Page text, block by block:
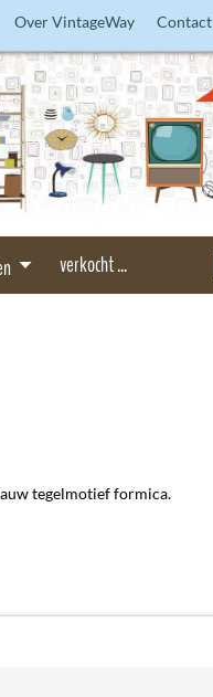
Over VintageWay Contact
verkocht ...
tegelmotief formica.